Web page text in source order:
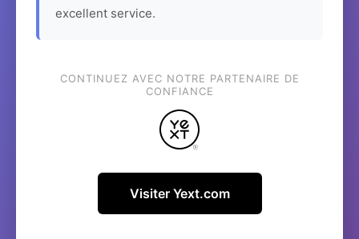
excellent service.
CONTINUEZ AVEC NOTRE PARTENAIRE DE
CONFIANCE
Visiter Yext.com